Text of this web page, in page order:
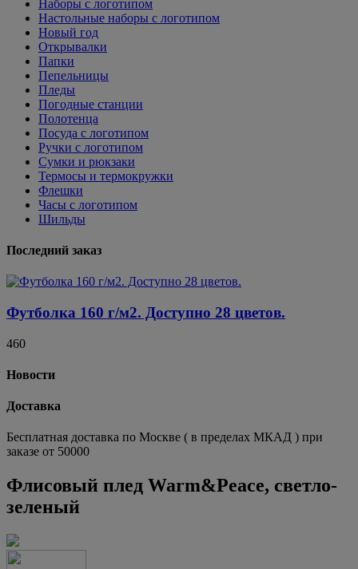
Наборы с логотипом
Настольные наборы с логотипом
Новый год
Открывалки
Папки
Пепельницы
Пледы
Погодные станции
Полотенца
Посуда с логотипом
Ручки с логотипом
Сумки и рюкзаки
Термосы и термокружки
Флешки
Часы с логотипом
Шильды
Последний заказ
Футболка 160 г/м2. Доступно 28 цветов.
460
Новости
Доставка
Бесплатная доставка по Москве ( в пределах МКАД ) при
заказе от 50000
Флисовый плед Warm&Peace, светло-
зеленый